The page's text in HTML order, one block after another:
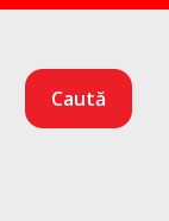
Caută